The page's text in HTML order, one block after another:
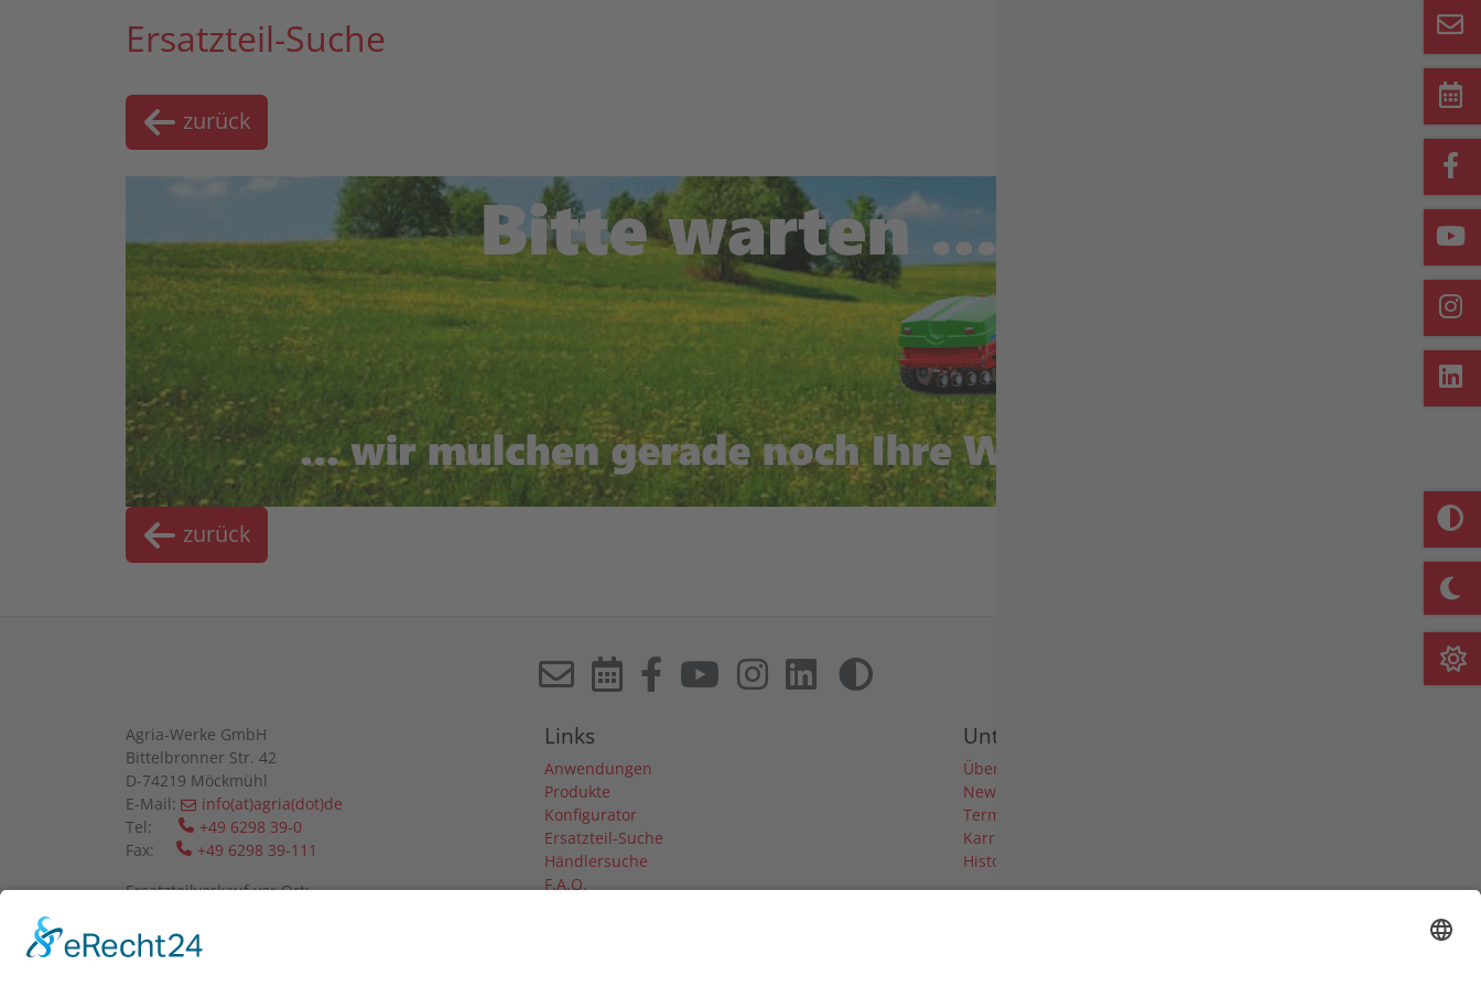
Ersatzteil-Suche
zurück
zurück
Agria-Werke GmbH
Bittelbronner Str. 42
D-74219 Möckmühl
E-Mail:
info(at)agria(dot)de
Tel:
+49 6298 39-0
Fax:
+49 6298 39-111
Ersatzteilverkauf vor Ort:
Wir bitten um telefonische Anmeldung.
Links
Anwendungen
Produkte
Konfigurator
Ersatzteil-Suche
Händlersuche
F.A.Q.
Unternehmen
Über uns
News
Termine & Messen
Karriere
Historie